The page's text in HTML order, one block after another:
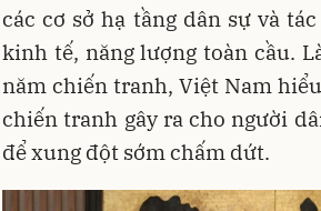
các cơ sở hạ tầng dân sự và
kinh tế, năng lượng toàn cầu.
năm chiến tranh, Việt Nam
chiến tranh gây ra cho người
để xung đột sớm chấm dứt.